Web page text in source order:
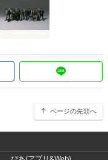
ページの先頭へ